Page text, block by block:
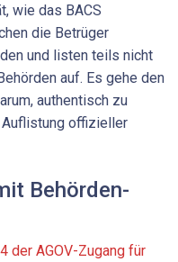
wie das BACS
die Betrüger
und listen teils nicht
auf. Es gehe den
authentisch zu
offizieller
Behörden-
der AGOV-Zugang für